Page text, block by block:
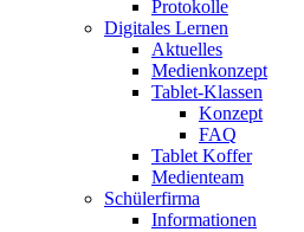
Protokolle
Digitales Lernen
Aktuelles
Medienkonzept
Tablet-Klassen
Konzept
FAQ
Tablet Koffer
Medienteam
Schülerfirma
Informationen